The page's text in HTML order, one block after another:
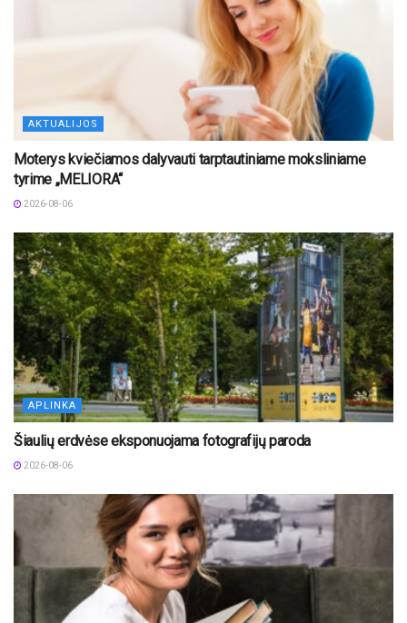
AKTUALIJOS
Moterys kviečiamos dalyvauti tarptautiniame moksliniame
tyrime „MELIORA“
2026-08-06
APLINKA
Šiaulių erdvėse eksponuojama fotografijų paroda
2026-08-06